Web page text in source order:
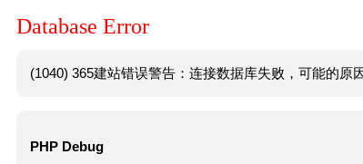
Database Error
(1040) 365建站错误警告：连接数据库失败，可能的原
PHP Debug